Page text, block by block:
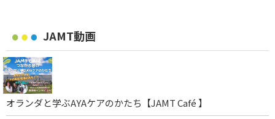
JAMT動画
オランダと学ぶAYAケアのかたち【JAMT Café 】